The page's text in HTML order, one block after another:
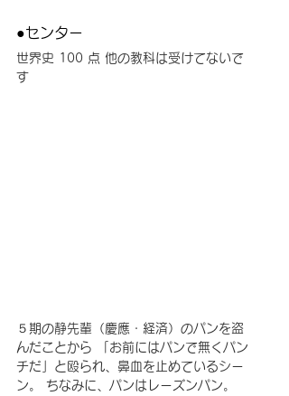
●センター
世界史 100 点 他の教科は受けてないで
す
５期の静先輩（慶應・経済）のパンを盗
んだことから 「お前にはパンで無くパン
チだ」と殴られ、鼻血を止めているシー
ン。 ちなみに、パンはレーズンパン。